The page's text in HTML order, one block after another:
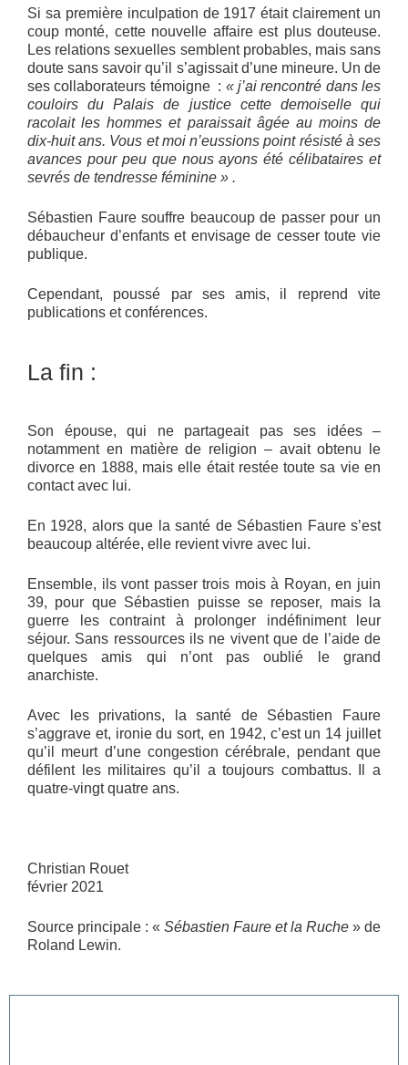
Si sa première inculpation de 1917 était clairement un
coup monté, cette nouvelle affaire est plus douteuse.
Les relations sexuelles semblent probables, mais sans
doute sans savoir qu’il s’agissait d’une mineure. Un de
ses collaborateurs témoigne : « j’ai rencontré dans les
couloirs du Palais de justice cette demoiselle qui
racolait les hommes et paraissait âgée au moins de
dix-huit ans. Vous et moi n’eussions point résisté à ses
avances pour peu que nous ayons été célibataires et
sevrés de tendresse féminine » .
Sébastien Faure souffre beaucoup de passer pour un
débaucheur d’enfants et envisage de cesser toute vie
publique.
Cependant, poussé par ses amis, il reprend vite
publications et conférences.
La fin :
Son épouse, qui ne partageait pas ses idées –
notamment en matière de religion – avait obtenu le
divorce en 1888, mais elle était restée toute sa vie en
contact avec lui.
En 1928, alors que la santé de Sébastien Faure s’est
beaucoup altérée, elle revient vivre avec lui.
Ensemble, ils vont passer trois mois à Royan, en juin
39, pour que Sébastien puisse se reposer, mais la
guerre les contraint à prolonger indéfiniment leur
séjour. Sans ressources ils ne vivent que de l’aide de
quelques amis qui n’ont pas oublié le grand
anarchiste.
Avec les privations, la santé de Sébastien Faure
s’aggrave et, ironie du sort, en 1942, c’est un 14 juillet
qu’il meurt d’une congestion cérébrale, pendant que
défilent les militaires qu’il a toujours combattus. Il a
quatre-vingt quatre ans.
Christian Rouet
février 2021
Source principale : « Sébastien Faure et la Ruche » de
Roland Lewin.